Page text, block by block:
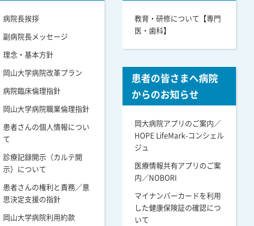
病院長挨拶
副病院長メッセージ
理念・基本方針
岡山大学病院改革プラン
病院臨床倫理指針
岡山大学病院職業倫理指針
患者さんの個人情報につい
て
診療記録開示（カルテ開
示）について
患者さんの権利と責務／意
思決定支援の指針
岡山大学病院利用約款
教育・研修について【専門
医・歯科】
患者の皆さまへ病院
からのお知らせ
岡大病院アプリのご案内／
HOPE LifeMark-コンシェル
ジュ
医療情報共有アプリのご案
内／NOBORI
マイナンバーカードを利用
した健康保険証の確認につ
いて